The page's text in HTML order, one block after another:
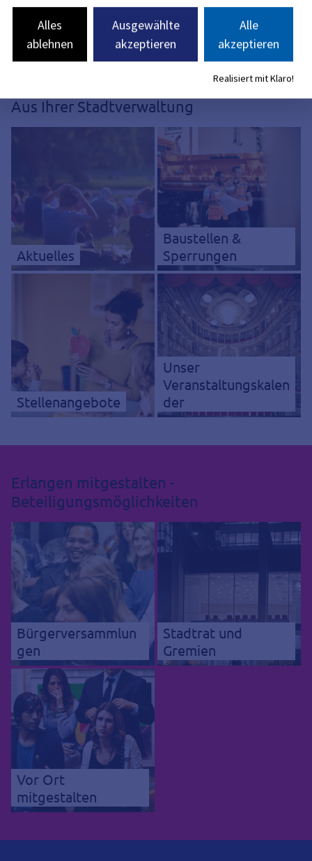
Terminvergabe
Öffnungszeiten &
Ämter-Suche
Aus Ihrer Stadtverwaltung
Aktuelles
Baustellen &
Sperrungen
Stellenangebote
Unser
Veranstaltungskalen
der
Erlangen mitgestalten -
Beteiligungsmöglichkeiten
Bürgerversammlun
gen
Stadtrat und
Gremien
Vor Ort
mitgestalten
Alles
ablehnen
Ausgewählte
akzeptieren
Alle
akzeptieren
Realisiert mit Klaro!